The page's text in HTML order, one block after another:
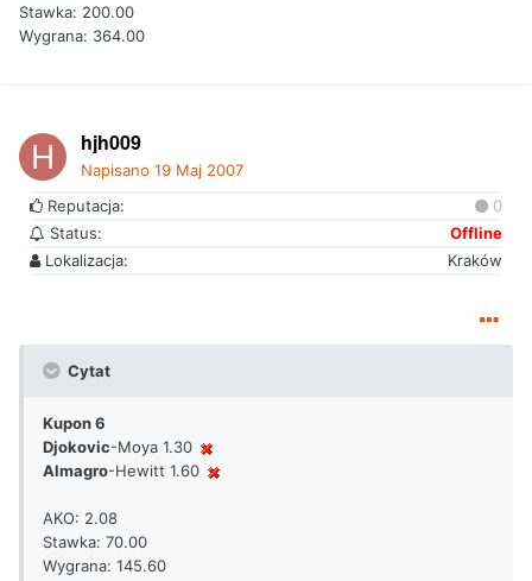
Stawka: 200.00
Wygrana: 364.00
hjh009
Napisano 19 Maj 2007
Reputacja:
0
Status:
Offline
Lokalizacja:
Kraków
Cytat
Kupon 6
Djokovic-Moya 1.30
Almagro-Hewitt 1.60
AKO: 2.08
Stawka: 70.00
Wygrana: 145.60